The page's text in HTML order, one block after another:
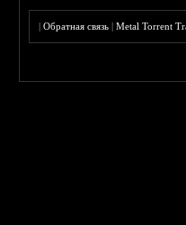
|Обратная связь |Metal Torrent